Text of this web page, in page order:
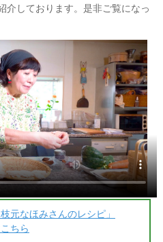
介しております。是非ご覧になっ
元なほみさんのレシピ」
ちら